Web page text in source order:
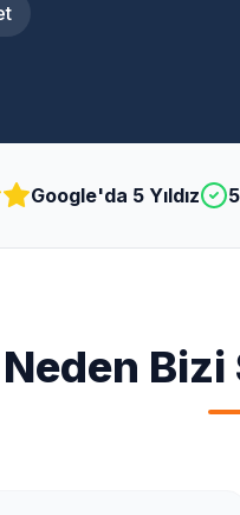
Google'da 5 Yıldız
Neden